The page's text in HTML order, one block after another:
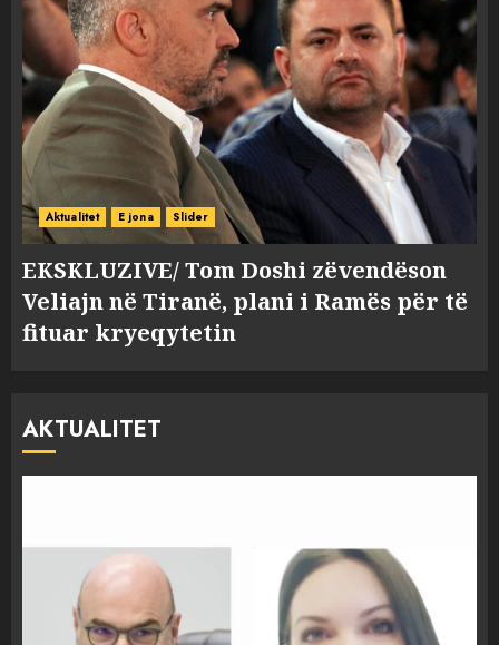
Aktualitet E jona Slider
EKSKLUZIVE/ Tom Doshi zëvendëson
Veliajn në Tiranë, plani i Ramës për të
fituar kryeqytetin
AKTUALITET